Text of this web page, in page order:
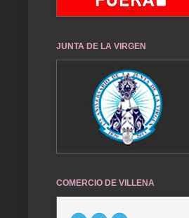
JUNTA DE LA VIRGEN
COMERCIO DE VILLENA